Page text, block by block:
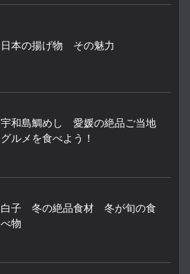
日本の揚げ物 その魅力
宇和島鯛めし 愛媛の絶品ご当地
グルメを食べよう！
白子 冬の絶品食材 冬が旬の食
べ物